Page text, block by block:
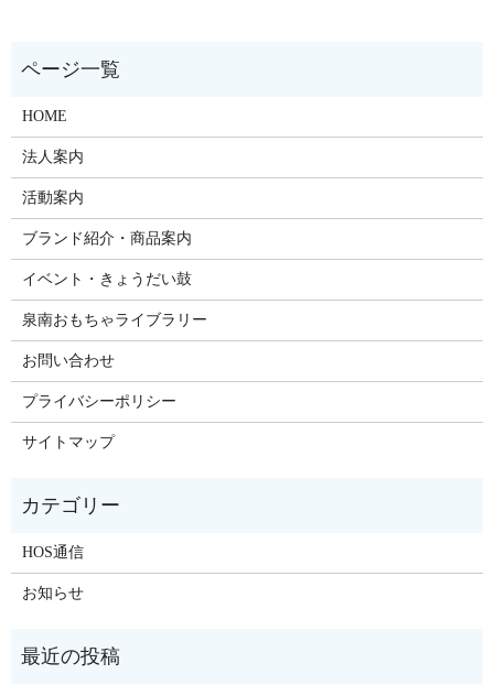
HOME
法人案内
活動案内
ブランド紹介・商品案内
イベント・きょうだい鼓
泉南おもちゃライブラリー
お問い合わせ
プライバシーポリシー
サイトマップ
HOS通信
お知らせ